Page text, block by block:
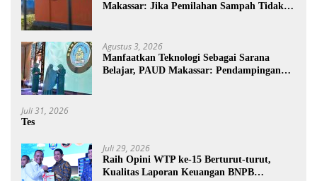
Makassar: Jika Pemilahan Sampah Tidak
Agustus 3, 2026
Manfaatkan Teknologi Sebagai Sarana
Belajar, PAUD Makassar: Pendampingan
Juli 31, 2026
Tes
Juli 29, 2026
Raih Opini WTP ke-15 Berturut-turut,
Kualitas Laporan Keuangan BNPB